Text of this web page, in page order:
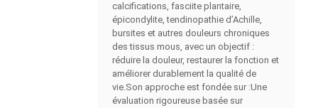
calcifications, fasciite plantaire,
épicondylite, tendinopathie d’Achille,
bursites et autres douleurs chroniques
des tissus mous, avec un objectif :
réduire la douleur, restaurer la fonction et
améliorer durablement la qualité de
vie.Son approche est fondée sur :Une
évaluation rigoureuse basée sur